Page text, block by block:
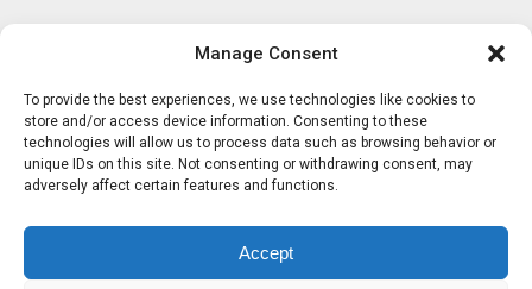
Manage Consent
To provide the best experiences, we use technologies like cookies to
store and/or access device information. Consenting to these
technologies will allow us to process data such as browsing behavior or
unique IDs on this site. Not consenting or withdrawing consent, may
adversely affect certain features and functions.
Accept